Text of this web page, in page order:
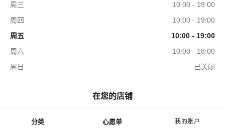
菜单 - 主导航
分类 心愿单 我的账户
周三
10:00 - 19:00
周四
10:00 - 19:00
周五
10:00 - 19:00
周六
10:00 - 18:00
周日
已关闭
在您的店铺